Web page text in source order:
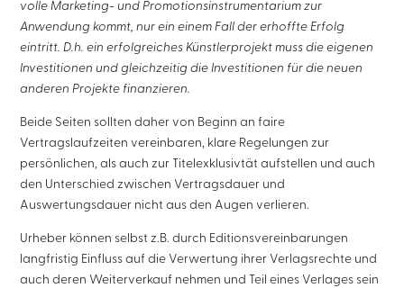
volle Marketing- und Promotionsinstrumentarium zur
Anwendung kommt, nur ein einem Fall der erhoffte Erfolg
eintritt. D.h. ein erfolgreiches Künstlerprojekt muss die eigenen
Investitionen und gleichzeitig die Investitionen für die neuen
anderen Projekte finanzieren.
Beide Seiten sollten daher von Beginn an faire
Vertragslaufzeiten vereinbaren, klare Regelungen zur
persönlichen, als auch zur Titelexklusivtät aufstellen und auch
den Unterschied zwischen Vertragsdauer und
Auswertungsdauer nicht aus den Augen verlieren.
Urheber können selbst z.B. durch Editionsvereinbarungen
langfristig Einfluss auf die Verwertung ihrer Verlagsrechte und
auch deren Weiterverkauf nehmen und Teil eines Verlages sein